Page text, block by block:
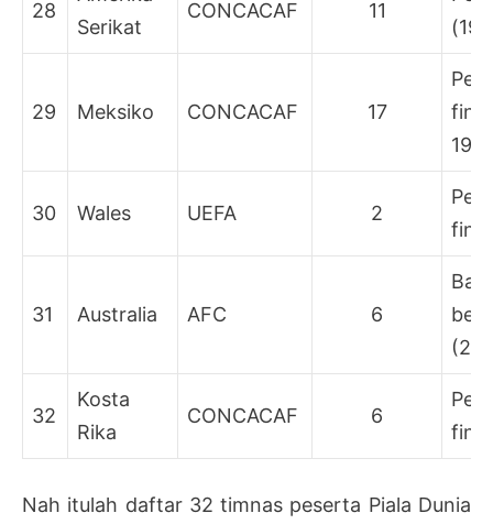
28
Serikat
CONCACAF 11
29 Meksiko CONCACAF 17
30 Wales UEFA 2
31 Australia AFC 6
32
Kosta
Rika
CONCACAF 6
Nah itulah daftar 32 timnas peserta Piala Dunia